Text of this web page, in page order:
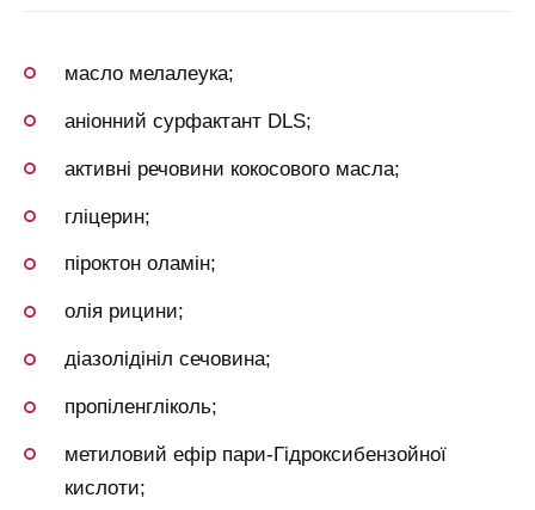
масло мелалеука;
аніонний сурфактант DLS;
активні речовини кокосового масла;
гліцерин;
піроктон оламін;
олія рицини;
діазолідініл сечовина;
пропіленгліколь;
метиловий ефір пари-Гідроксибензойної
кислоти;